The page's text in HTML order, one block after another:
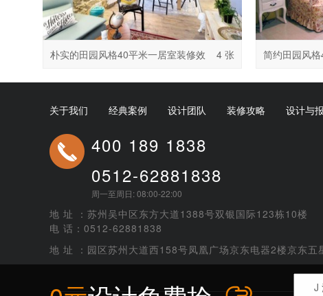
朴实的田园风格40平米一居室装修效
果图
4 张
简约田园风
图
关于我们 经典案例 设计团队 装修攻略 设计与
400 189 1838
0512-62881838
周一至周日: 08:00-22:00
地 址 ：苏州吴中区东方大道1388号双银国际123栋10楼
电 话：0512-62881838
地 址 ：园区苏州大道西158号凤凰广场京东电器2楼京东五